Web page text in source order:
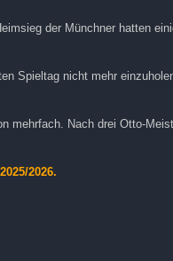
der Münchner hatten
Spieltag nicht mehr
mehrfach. Nach drei Otto-
2026.